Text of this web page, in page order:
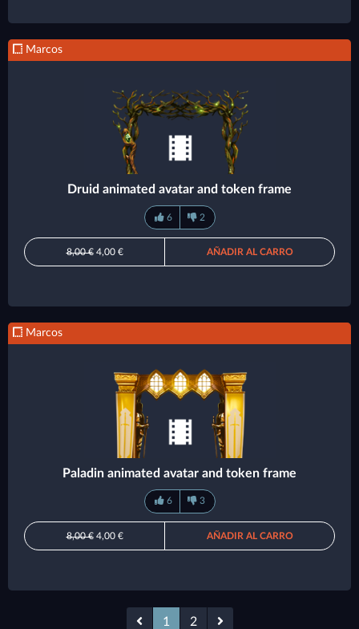
Marcos
Druid animated avatar and token frame
6 2
8,00 €4,00 € AÑADIR AL CARRO
Marcos
Paladin animated avatar and token frame
6 3
8,00 €4,00 € AÑADIR AL CARRO
1 2